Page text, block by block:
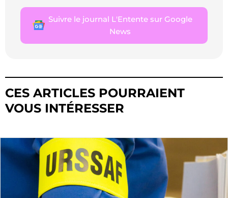
Suivre le journal L'Entente sur Google
News
CES ARTICLES POURRAIENT
VOUS INTÉRESSER